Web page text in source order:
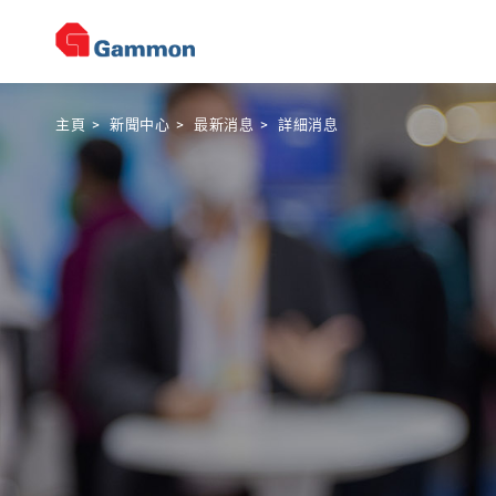
主頁>新聞中心 > 最新消息> 詳細消息